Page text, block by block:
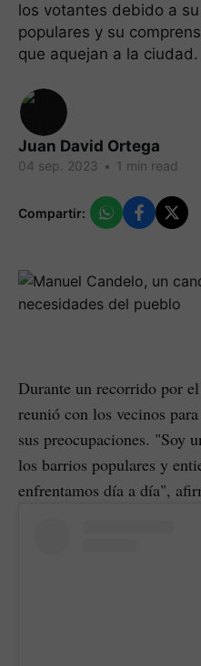
los votantes debido a
populares y su
que aquejan a la ciudad.
Juan David Ortega
04 sep. 2023 • 1 min read
Compartir:
Durante un recorrido por
reunió con los vecinos
sus preocupaciones. "Soy
los barrios populares y
enfrentamos día a día",